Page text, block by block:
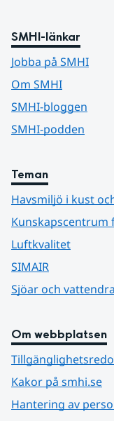
SMHI-länkar
Jobba på SMHI
Om SMHI
SMHI-bloggen
SMHI-podden
Teman
Havsmiljö i kust
Kunskapscentrum
Luftkvalitet
SIMAIR
Sjöar och
Om webbplatsen
Kakor på smhi.se
Hantering av